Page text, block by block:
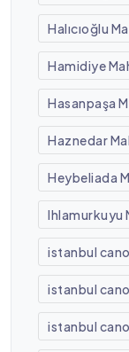
Halıcıoğlu
Hamidiye
Hasanpaşa
Haznedar
Heybeliada
Ihlamurkuyu
istanbul
istanbul
istanbul